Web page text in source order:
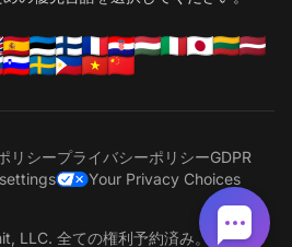
リシープライバシーポリシーGDPR
Your Privacy Choices
全ての権利予約済み。